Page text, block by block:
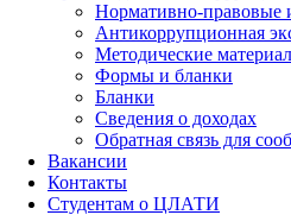
Нормативно-правовые
Антикоррупционная
Методические
Формы и бланки
Бланки
Сведения о доходах
Обратная связь для
Вакансии
Контакты
Студентам о ЦЛАТИ